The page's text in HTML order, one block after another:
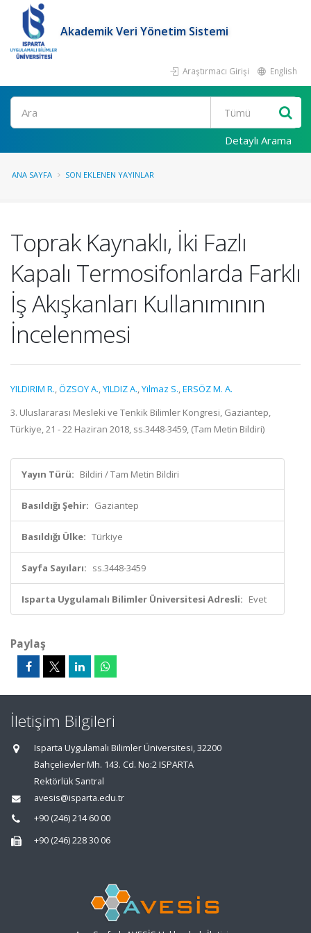
Akademik Veri Yönetim Sistemi
Araştırmacı Girişi English
Ara
Detaylı Arama
ANA SAYFA SON EKLENEN YAYINLAR
Toprak Kaynaklı, İki Fazlı
Kapalı Termosifonlarda Farklı
İş Akışkanları Kullanımının
İncelenmesi
YILDIRIM R.,ÖZSOY A.,YILDIZ A.,Yılmaz S.,ERSÖZ M. A.
3. Uluslararası Mesleki ve Tenkik Bilimler Kongresi, Gaziantep,
Türkiye, 21 - 22 Haziran 2018, ss.3448-3459, (Tam Metin Bildiri)
Yayın Türü: Bildiri / Tam Metin Bildiri
Basıldığı Şehir: Gaziantep
Basıldığı Ülke: Türkiye
Sayfa Sayıları: ss.3448-3459
Isparta Uygulamalı Bilimler Üniversitesi Adresli: Evet
Paylaş
İletişim Bilgileri
Isparta Uygulamalı Bilimler Üniversitesi, 32200
Bahçelievler Mh. 143. Cd. No:2 ISPARTA
Rektörlük Santral
avesis@isparta.edu.tr
+90 (246) 214 60 00
+90 (246) 228 30 06